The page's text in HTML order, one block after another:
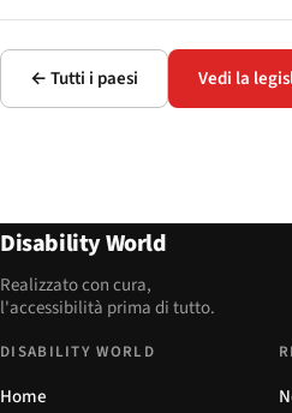
← Tutti i paesi Vedi la
Disability World
Realizzato con cura,
l'accessibilità prima di tutto.
DISABILITY WORLD
Home